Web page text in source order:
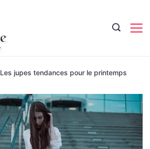
Les jupes tendances pour le printemps